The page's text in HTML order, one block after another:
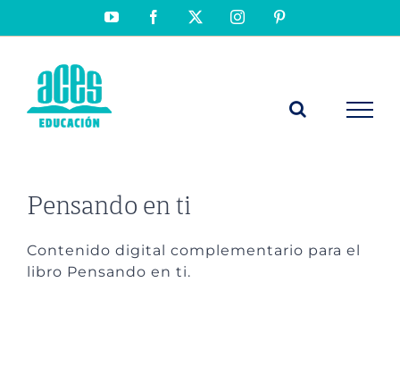
YouTubeFacebook Instagram
Pensando en ti
Contenido digital complementario para el
libro Pensando en ti.